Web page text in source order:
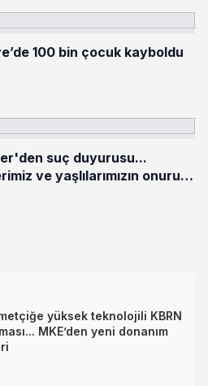
100 bin çocuk kayboldu
suç duyurusu...
ve yaşlılarımızın onuru
yüksek teknolojili KBRN
MKE’den yeni donanım